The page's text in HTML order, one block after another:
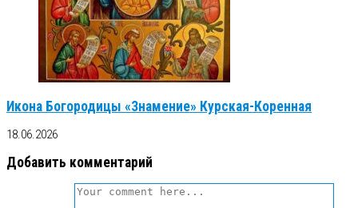
Икона Богородицы «Знамение» Курская-Коренная
18.06.2026
Добавить комментарий